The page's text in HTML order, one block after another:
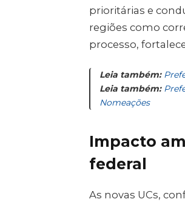
prioritárias e
regiões como
processo,
Leia também:
Leia também:
Nomeações
Impacto
federal
As novas UCs,